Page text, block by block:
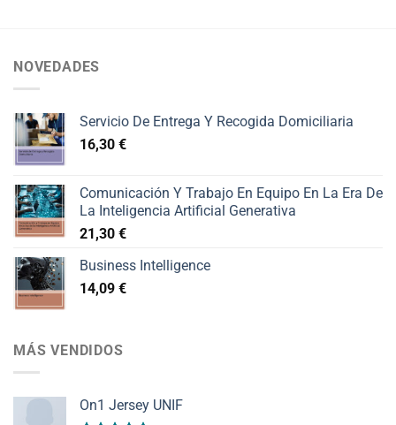
NOVEDADES
Servicio De Entrega Y Recogida Domiciliaria
16,30 €
Comunicación Y Trabajo En Equipo En La Era De
La Inteligencia Artificial Generativa
21,30 €
Business Intelligence
14,09 €
MÁS VENDIDOS
On1 Jersey UNIF